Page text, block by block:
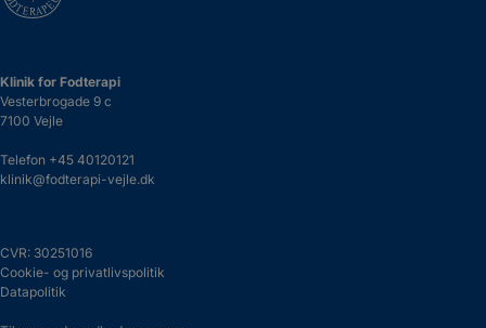
Klinik for Fodterapi
Vesterbrogade 9 c
7100 Vejle
Telefon +45 40120121
klinik@fodterapi-vejle.dk
CVR: 30251016
Cookie- og privatlivspolitik
Datapolitik